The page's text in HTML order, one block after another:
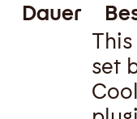
Dauer
set